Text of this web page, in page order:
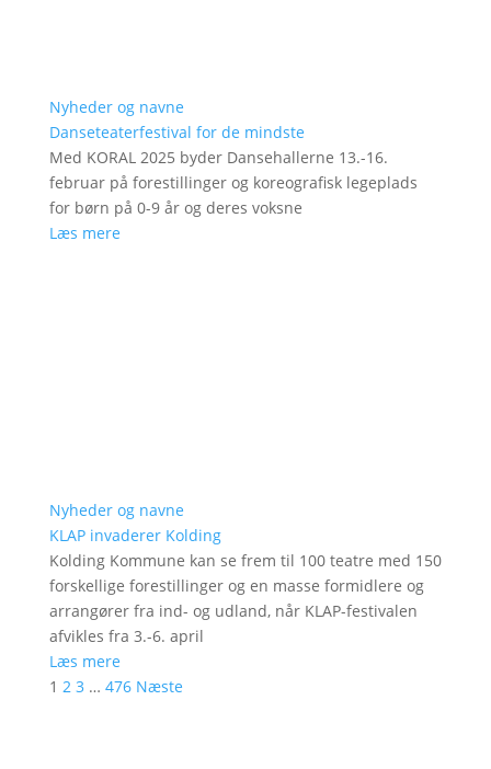
Nyheder og navne
Danseteaterfestival for de mindste
Med KORAL 2025 byder Dansehallerne 13.-16.
februar på forestillinger og koreografisk legeplads
for børn på 0-9 år og deres voksne
Læs mere
Nyheder og navne
KLAP invaderer Kolding
Kolding Kommune kan se frem til 100 teatre med 150
forskellige forestillinger og en masse formidlere og
arrangører fra ind- og udland, når KLAP-festivalen
afvikles fra 3.-6. april
Læs mere
1 2 3 … 476 Næste